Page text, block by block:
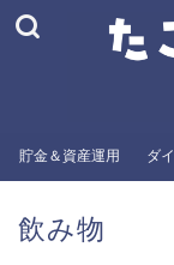
貯金＆資産運用 ダ
飲み物